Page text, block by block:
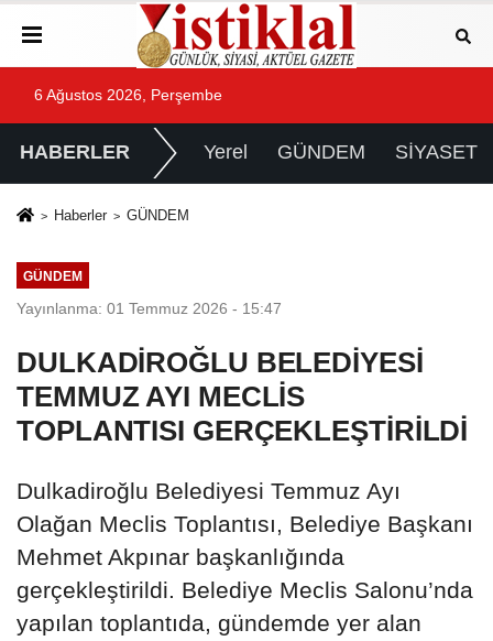
6 Ağustos 2026, Perşembe
HABERLER Yerel GÜNDEM SİYASET
Haberler GÜNDEM
GÜNDEM
Yayınlanma: 01 Temmuz 2026 - 15:47
DULKADİROĞLU BELEDİYESİ
TEMMUZ AYI MECLİS
TOPLANTISI GERÇEKLEŞTİRİLDİ
Dulkadiroğlu Belediyesi Temmuz Ayı
Olağan Meclis Toplantısı, Belediye Başkanı
Mehmet Akpınar başkanlığında
gerçekleştirildi. Belediye Meclis Salonu’nda
yapılan toplantıda, gündemde yer alan